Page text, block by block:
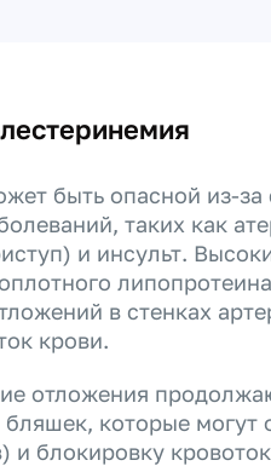
быть опасной из-за
таких как
и инсульт.
в стенках
крови.
отложения
которые могут
и блокировку